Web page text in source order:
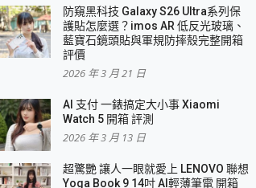
美拍神機 vivo V30 Pro
單
防窺黑科技 Galaxy S26 Ultra系列保
護貼怎麼選？imos AR 低反光玻璃、
藍寶石鏡頭貼與軍規防摔殼完整開箱
評價
2026 年 3 月 21 日
AI 支付 一錶搞定大小事 Xiaomi
Watch 5 開箱 評測
2026 年 3 月 13 日
超驚艷 讓人一眼就愛上 LENOVO 聯想
Yoga Book 9 14吋 AI輕薄筆電 開箱